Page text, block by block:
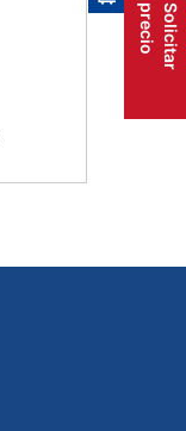
Solicitar
precio